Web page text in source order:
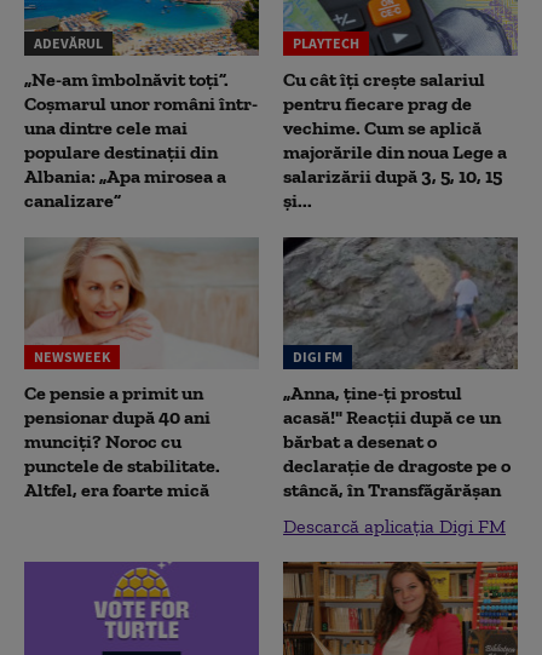
ADEVĂRUL
„Ne-am îmbolnăvit toți”.
Coșmarul unor români într-
una dintre cele mai
populare destinații din
Albania: „Apa mirosea a
canalizare”
PLAYTECH
Cu cât îți crește salariul
pentru fiecare prag de
vechime. Cum se aplică
majorările din noua Lege a
salarizării după 3, 5, 10, 15
și...
NEWSWEEK
Ce pensie a primit un
pensionar după 40 ani
munciți? Noroc cu
punctele de stabilitate.
Altfel, era foarte mică
DIGI FM
„Anna, ţine-ţi prostul
acasă!" Reacţii după ce un
bărbat a desenat o
declaraţie de dragoste pe o
stâncă, în Transfăgărăşan
Descarcă aplicația Digi FM